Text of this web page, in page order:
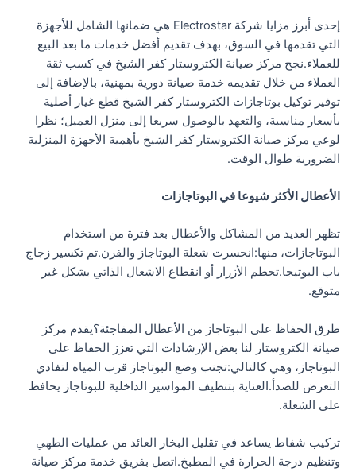
إحدى أبرز مزايا شركة Electrostar هي ضمانها الشامل للأجهزة
التي تقدمها في السوق، بهدف تقديم أفضل خدمات ما بعد البيع
للعملاء.نجح مركز صيانة الكتروستار كفر الشيخ في كسب ثقة
العملاء من خلال تقديمه خدمة صيانة دورية بمهنية، بالإضافة إلى
توفير توكيل بوتاجازات الكتروستار كفر الشيخ قطع غيار أصلية
بأسعار مناسبة، والتعهد بالوصول سريعا إلى منزل العميل؛ نظرا
لوعي مركز صيانة الكتروستار كفر الشيخ بأهمية الأجهزة المنزلية
الضرورية طوال الوقت.
الأعطال الأكثر شيوعا في البوتاجازات
تظهر العديد من المشاكل والأعطال بعد فترة من استخدام
البوتاجازات، منها:انحسرت شعلة البوتاجاز والفرن.تم تكسير زجاج
باب البوتيجا.تحطم الأزرار أو انقطاع الاشعال الذاتي بشكل غير
متوقع.
طرق الحفاظ على البوتاجاز من الأعطال المفاجئة؟يقدم مركز
صيانة الكتروستار لنا بعض الإرشادات التي تعزز الحفاظ على
البوتاجاز، وهي كالتالي:تجنب وضع البوتاجاز قرب المياه لتفادي
التعرض للصدأ.العناية بتنظيف المواسير الداخلية للبوتاجاز يحافظ
على الشعلة.
تركيب شفاط يساعد في تقليل البخار العائد من عمليات الطهي
وتنظيم درجة الحرارة في المطبخ.اتصل بفريق خدمة مركز صيانة